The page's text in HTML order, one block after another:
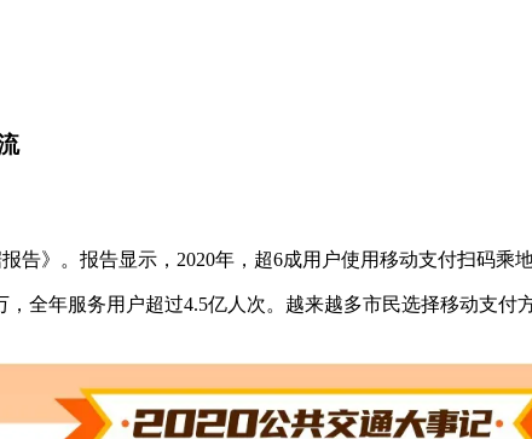
告》。报告显示，2020年，超6成用户使用移动支付扫码乘
，全年服务用户超过4.5亿人次。越来越多市民选择移动支